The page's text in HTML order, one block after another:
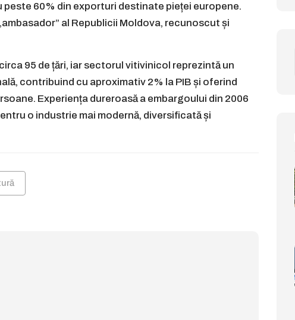
60% din exporturi destinate pieței europene.
al Republicii Moldova, recunoscut și
95 de țări, iar sectorul vitivinicol reprezintă un
contribuind cu aproximativ 2% la PIB și oferind
Experiența dureroasă a embargoului din 2006
o industrie mai modernă, diversificată și